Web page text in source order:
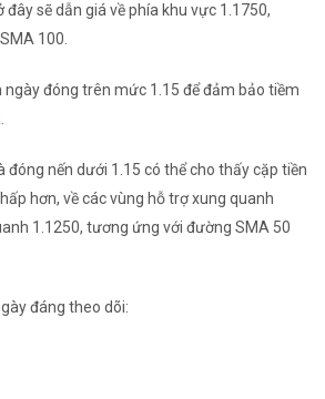
sẽ dẫn giá về phía khu vực 1.1750,
100.
ngày đóng trên mức 1.15 để đảm bảo tiềm
đóng nến dưới 1.15 có thể cho thấy cặp tiền
hơn, về các vùng hỗ trợ xung quanh
1.1250, tương ứng với đường SMA 50
đáng theo dõi: